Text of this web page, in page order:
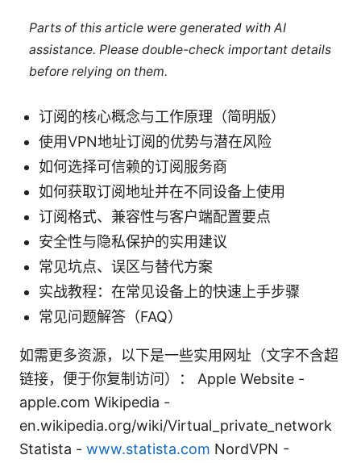
Parts of this article were generated with AI
assistance. Please double-check important details
before relying on them.
订阅的核心概念与工作原理（简明版）
使用VPN地址订阅的优势与潜在风险
如何选择可信赖的订阅服务商
如何获取订阅地址并在不同设备上使用
订阅格式、兼容性与客户端配置要点
安全性与隐私保护的实用建议
常见坑点、误区与替代方案
实战教程：在常见设备上的快速上手步骤
常见问题解答（FAQ）
如需更多资源，以下是一些实用网址（文字不含超
链接，便于你复制访问）： Apple Website -
apple.com Wikipedia -
en.wikipedia.org/wiki/Virtual_private_network
Statista - www.statista.com NordVPN -